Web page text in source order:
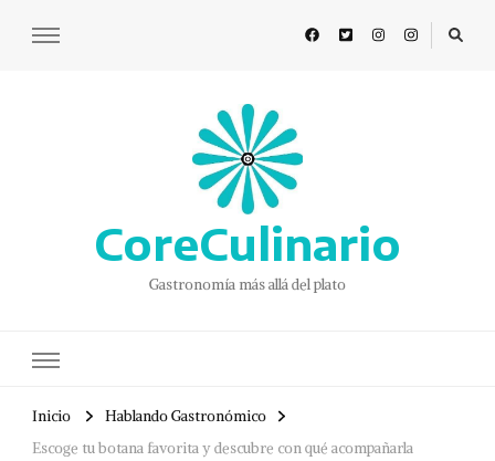
CoreCulinario
Gastronomía más allá del plato
Inicio
Hablando Gastronómico
Escoge tu botana favorita y descubre con qué acompañarla